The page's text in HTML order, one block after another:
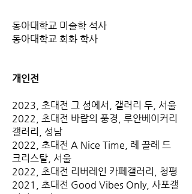
동아대학교 미술학 석사
동아대학교 회화 학사
개인전
2023, 초대전 그 섬에서, 갤러리 두, 서울
2022, 초대전 바람의 풍경, 루안베이커리
갤러리, 성남
2022, 초대전 A Nice Time, 레 끌레 드
크리스탈, 서울
2022, 초대전 리버레인 카페갤러리, 청평
2021, 초대전 Good Vibes Only, 사포갤